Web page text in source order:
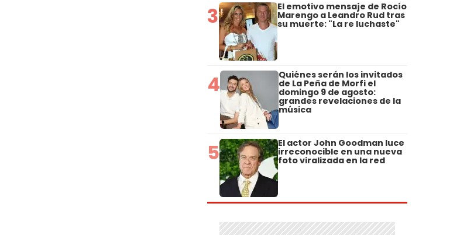
3 El emotivo mensaje de Rocío
Marengo a Leandro Rud tras
su muerte: "La re luchaste"
4 Quiénes serán los invitados
de La Peña de Morfi el
domingo 9 de agosto:
grandes revelaciones de la
música
5 El actor John Goodman luce
irreconocible en una nueva
foto viralizada en la red